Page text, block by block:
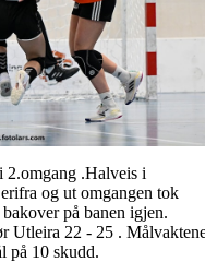
2.omgang .Halveis i
og ut omgangen tok
på banen igjen.
Utleira 22 - 25 .
på 10 skudd.